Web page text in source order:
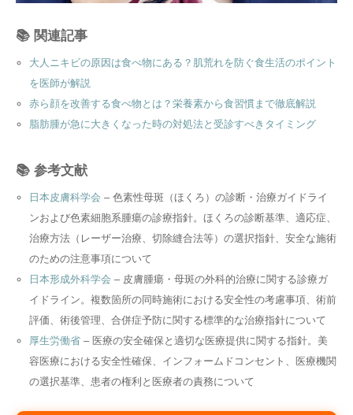
📚 関連記事
大人ニキビの原因は食べ物にある？肌荒れを防ぐ食生活のポイント
を医師が解説
赤ら顔を改善する食べ物とは？栄養素から食習慣まで徹底解説
脂肪腫が急に大きくなった時の対処法と受診すべきタイミング
📚 参考文献
日本皮膚科学会 – 色素性母斑（ほくろ）の診断・治療ガイドライ
ンおよび色素細胞系腫瘍の診療指針。ほくろの診断基準、適応症、
治療方法（レーザー治療、切除縫合法等）の選択指針、安全な施術
のための注意事項について
日本形成外科学会 – 皮膚腫瘍・母斑の外科的治療に関する診療ガ
イドライン。複数箇所の同時施術における安全性の考慮事項、術前
評価、術後管理、合併症予防に関する標準的な治療指針について
厚生労働省– 医療の安全確保と適切な医療提供に関する指針。美
容医療における安全性確保、インフォームドコンセント、医療機関
の選択基準、患者の権利と医療者の責務について